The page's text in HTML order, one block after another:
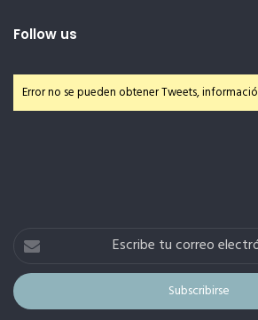
Follow us
Error no se pueden obtener Tweets,
Escribe
correo
electrónico